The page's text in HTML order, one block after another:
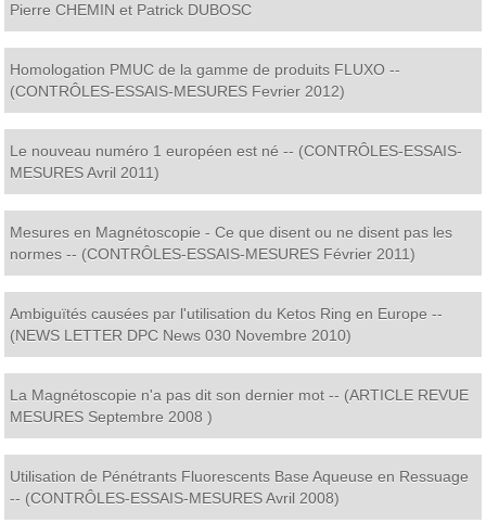
Pierre CHEMIN et Patrick DUBOSC
Homologation PMUC de la gamme de produits FLUXO --
(CONTRÔLES-ESSAIS-MESURES Fevrier 2012)
Le nouveau numéro 1 européen est né -- (CONTRÔLES-ESSAIS-
MESURES Avril 2011)
Mesures en Magnétoscopie - Ce que disent ou ne disent pas les
normes -- (CONTRÔLES-ESSAIS-MESURES Février 2011)
Ambiguïtés causées par l'utilisation du Ketos Ring en Europe --
(NEWS LETTER DPC News 030 Novembre 2010)
La Magnétoscopie n'a pas dit son dernier mot -- (ARTICLE REVUE
MESURES Septembre 2008 )
Utilisation de Pénétrants Fluorescents Base Aqueuse en Ressuage
-- (CONTRÔLES-ESSAIS-MESURES Avril 2008)